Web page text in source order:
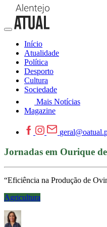
Início
Atualidade
Política
Desporto
Cultura
Sociedade
Mais Notícias
Magazine
Jornadas em Ourique
“Eficiência na Produção de
Agricultura